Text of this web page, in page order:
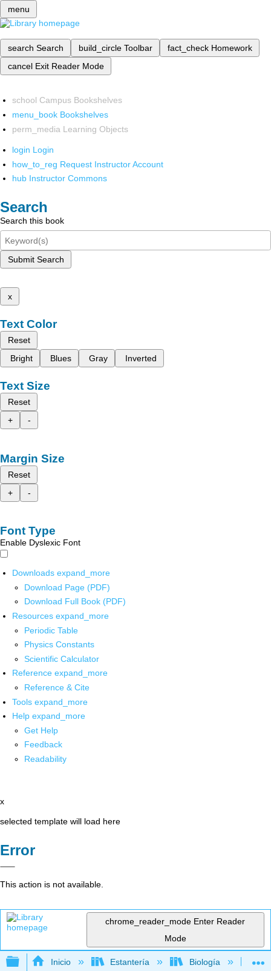
menu
search Search build_circle Toolbar fact_check Homework
cancel Exit Reader Mode
school Campus Bookshelves
menu_book Bookshelves
perm_media Learning Objects
login Login
how_to_reg Request Instructor Account
hub Instructor Commons
Search
Search this book
Submit Search
x
Text Color
Reset
Bright
Blues Gray Inverted
Text Size
Reset
+
-
Margin Size
Reset
+
-
Font Type
Enable Dyslexic Font
Downloads expand_more
Download Page (PDF)
Download Full Book (PDF)
Resources expand_more
Periodic Table
Physics Constants
Scientific Calculator
Reference expand_more
Reference & Cite
Tools expand_more
Help expand_more
Get Help
Feedback
Readability
x
selected template will load here
Error
This action is not available.
chrome_reader_mode Enter Reader
Mode
Expandir/contraer jerarquía global
Inicio Estantería Biología